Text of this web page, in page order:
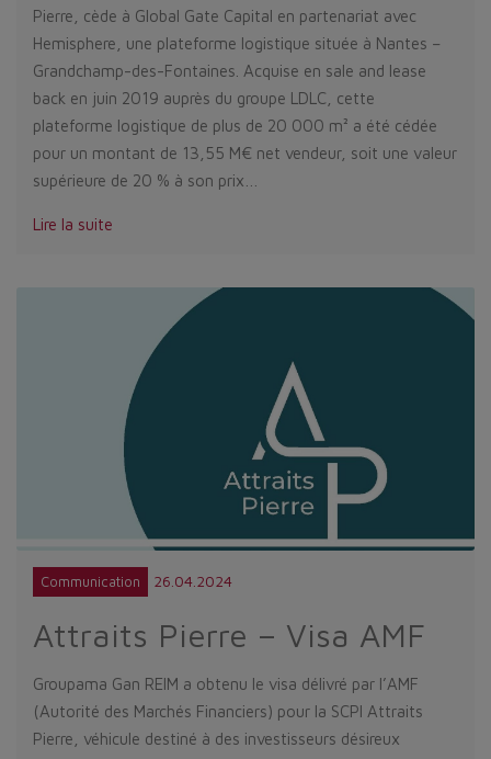
Pierre, cède à Global Gate Capital en partenariat avec
Hemisphere, une plateforme logistique située à Nantes –
Grandchamp-des-Fontaines. Acquise en sale and lease
back en juin 2019 auprès du groupe LDLC, cette
plateforme logistique de plus de 20 000 m² a été cédée
pour un montant de 13,55 M€ net vendeur, soit une valeur
supérieure de 20 % à son prix…
Lire la suite
Communication 26.04.2024
Attraits Pierre – Visa AMF
Groupama Gan REIM a obtenu le visa délivré par l’AMF
(Autorité des Marchés Financiers) pour la SCPI Attraits
Pierre, véhicule destiné à des investisseurs désireux